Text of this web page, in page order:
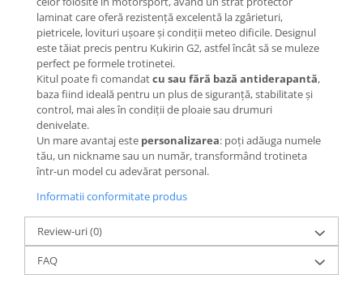
Crickuri / suporturi parcare
Suspensii & amortizoare
Rulmenți
Transmisii & lanțuri
Claxoane / sonerii (timbres)
Frâne
Discuri de frana
Plăcuțe de frână
Etrieri
Manete de frână
Conectori
laminat care oferă rezistență excelentă la zgârieturi,
pietricele, lovituri ușoare și condiții meteo dificile. Designul
este tăiat precis pentru Kukirin G2, astfel încât să se muleze
perfect pe formele trotinetei.
Kitul poate fi comandatcu sau fără bază antiderapantă,
baza fiind ideală pentru un plus de siguranță, stabilitate și
control, mai ales în condiții de ploaie sau drumuri
denivelate.
Un mare avantaj este personalizarea: poți adăuga numele
tău, un nickname sau un număr, transformând trotineta
într-un model cu adevărat personal.
Informatii conformitate produs
Review-uri(0)
FAQ